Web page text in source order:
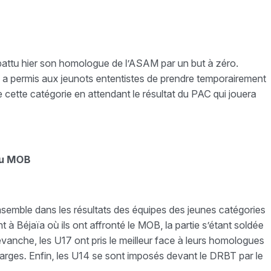
hier son homologue de l’ASAM par un but à zéro.
permis aux jeunots ententistes de prendre temporairement
catégorie en attendant le résultat du PAC qui jouera
MOB
dans les résultats des équipes des jeunes catégories
à Béjaïa où ils ont affronté le MOB, la partie s’étant soldée
les U17 ont pris le meilleur face à leurs homologues
Enfin, les U14 se sont imposés devant le DRBT par le